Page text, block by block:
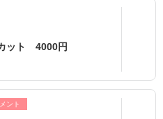
ット 4000円
ント